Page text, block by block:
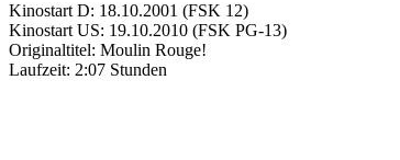
Kinostart D: 18.10.2001 (FSK 12)
Kinostart US: 19.10.2010 (FSK PG-13)
Originaltitel: Moulin Rouge!
Laufzeit: 2:07 Stunden